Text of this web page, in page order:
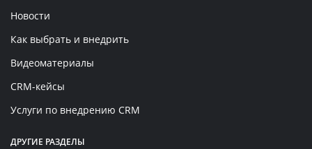
Новости
Как выбрать и внедрить
Видеоматериалы
CRM-кейсы
Услуги по внедрению CRM
ДРУГИЕ РАЗДЕЛЫ